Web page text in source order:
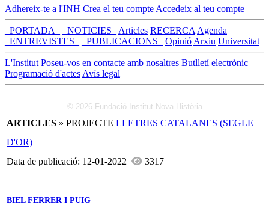
Adhereix-te a l'INH Crea el teu compte Accedeix al teu compte
_PORTADA_ _NOTICIES_ Articles RECERCA Agenda
_ENTREVISTES_
_PUBLICACIONS_ Opinió Arxiu Universitat
L'Institut Poseu-vos en contacte amb nosaltres Butlletí electrònic
Programació d'actes Avís legal
© 2026 Fundació Institut Nova Història
ARTICLES » PROJECTE LLETRES CATALANES (SEGLE
D'OR)
Data de publicació: 12-01-2022
3317
BIEL FERRER I PUIG